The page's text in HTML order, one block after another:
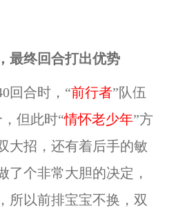
最终回合打出优势
合时，“前行者”队伍
但此时“情怀老少年”方
大招，还有着后手的敏
了个非常大胆的决定，
所以前排宝宝不换，双